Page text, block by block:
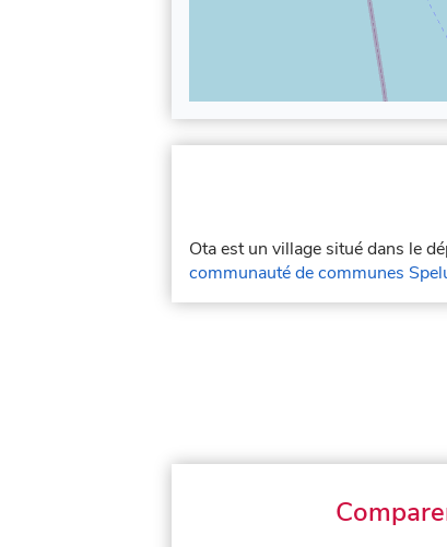
Ota est un village situé dans le
communauté de communes